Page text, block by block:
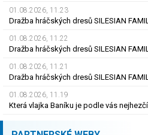
01.08.2026, 11.23
01.08.2026, 11.22
Dražba hráčských dresů SILESIAN
01.08.2026, 11.21
Dražba hráčských dresů SILESIAN
01.08.2026, 11.19
Která vlajka Baníku je podle vás